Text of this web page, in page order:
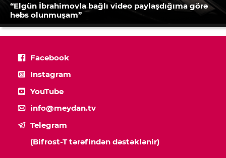
“Elgün İbrahimovla bağlı video paylaşdığıma görə
həbs olunmuşam”
Facebook
Instagram
YouTube
info@meydan.tv
Telegram
(Bifrost-T tərəfindən dəstəklənir)